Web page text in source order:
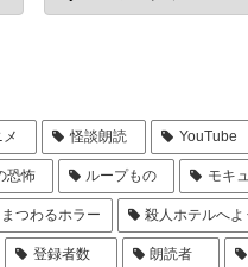
怪談朗読 YouTube
恐怖 ループもの モキ
つわるホラー 殺人ホテルへよ
登録者数 朗読者